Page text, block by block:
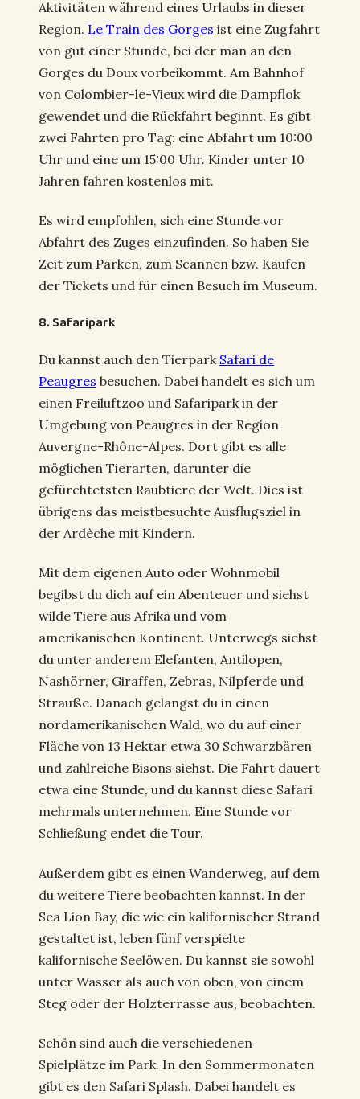
Aktivitäten während eines Urlaubs in dieser
Region. Le Train des Gorges ist eine Zugfahrt
von gut einer Stunde, bei der man an den
Gorges du Doux vorbeikommt. Am Bahnhof
von Colombier-le-Vieux wird die Dampflok
gewendet und die Rückfahrt beginnt. Es gibt
zwei Fahrten pro Tag: eine Abfahrt um 10:00
Uhr und eine um 15:00 Uhr. Kinder unter 10
Jahren fahren kostenlos mit.
Es wird empfohlen, sich eine Stunde vor
Abfahrt des Zuges einzufinden. So haben Sie
Zeit zum Parken, zum Scannen bzw. Kaufen
der Tickets und für einen Besuch im Museum.
8. Safaripark
Du kannst auch den Tierpark Safari de
Peaugres besuchen. Dabei handelt es sich um
einen Freiluftzoo und Safaripark in der
Umgebung von Peaugres in der Region
Auvergne-Rhône-Alpes. Dort gibt es alle
möglichen Tierarten, darunter die
gefürchtetsten Raubtiere der Welt. Dies ist
übrigens das meistbesuchte Ausflugsziel in
der Ardèche mit Kindern.
Mit dem eigenen Auto oder Wohnmobil
begibst du dich auf ein Abenteuer und siehst
wilde Tiere aus Afrika und vom
amerikanischen Kontinent. Unterwegs siehst
du unter anderem Elefanten, Antilopen,
Nashörner, Giraffen, Zebras, Nilpferde und
Strauße. Danach gelangst du in einen
nordamerikanischen Wald, wo du auf einer
Fläche von 13 Hektar etwa 30 Schwarzbären
und zahlreiche Bisons siehst. Die Fahrt dauert
etwa eine Stunde, und du kannst diese Safari
mehrmals unternehmen. Eine Stunde vor
Schließung endet die Tour.
Außerdem gibt es einen Wanderweg, auf dem
du weitere Tiere beobachten kannst. In der
Sea Lion Bay, die wie ein kalifornischer Strand
gestaltet ist, leben fünf verspielte
kalifornische Seelöwen. Du kannst sie sowohl
unter Wasser als auch von oben, von einem
Steg oder der Holzterrasse aus, beobachten.
Schön sind auch die verschiedenen
Spielplätze im Park. In den Sommermonaten
gibt es den Safari Splash. Dabei handelt es